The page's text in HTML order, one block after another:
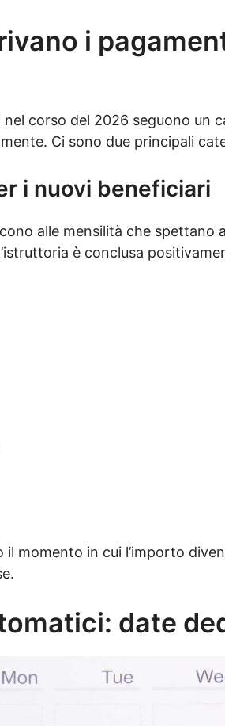
i
nel corso del 2026 seguono un
Ci sono due principali
i nuovi beneficiari
alle mensilità che spettano
è conclusa
il momento in cui l’importo
date